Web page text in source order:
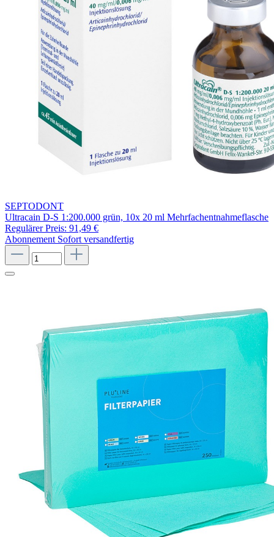
SEPTODONT
Ultracain D-S 1:200.000 grün, 10x 20 ml Mehrfachentnahmeflasche
Regulärer Preis: 91,49 €
Abonnement Sofort versandfertig